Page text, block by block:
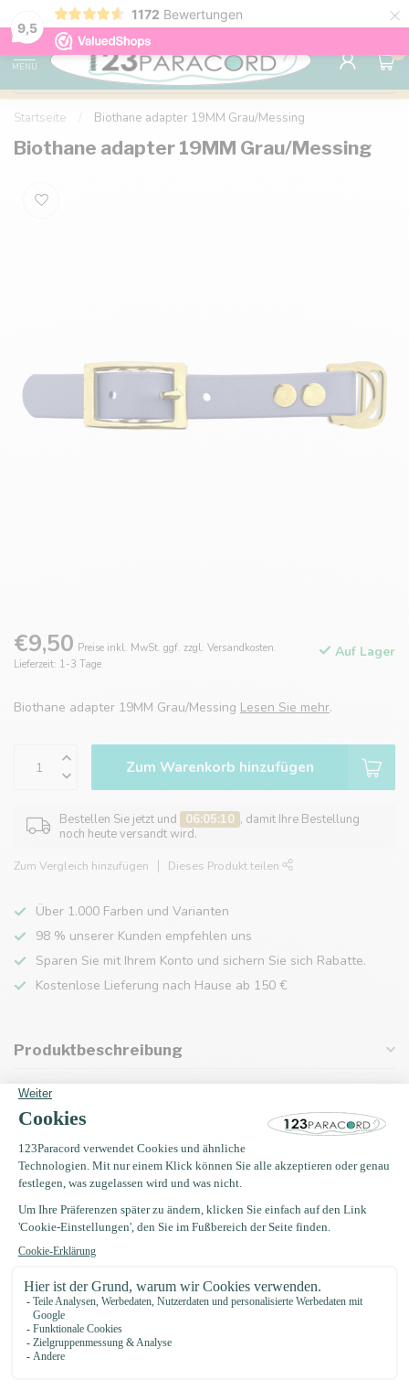
9,5
1172 Bewertungen ×
Kostenlose Lieferung nach Hause ab 150 €
MENU
0
Startseite Biothane adapter 19MM Grau/Messing
Biothane adapter 19MM Grau/Messing
€9,50 Preise inkl. MwSt. ggf. zzgl. Versandkosten.
Lieferzeit: 1-3 Tage
Auf Lager
Biothane adapter 19MM Grau/Messing Lesen Sie mehr.
Zum Warenkorb hinzufügen
Bestellen Sie jetzt und 06:05:09 , damit Ihre Bestellung
noch heute versandt wird.
Zum Vergleich hinzufügen Dieses Produkt teilen
Über 1.000 Farben und Varianten
98 % unserer Kunden empfehlen uns
Sparen Sie mit Ihrem Konto und sichern Sie sich Rabatte.
Kostenlose Lieferung nach Hause ab 150 €
Produktbeschreibung
Eigenschaften
Zuletzt angesehen